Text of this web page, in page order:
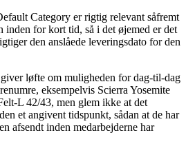
Category er rigtig relevant såfremt
inden for kort tid, så i det øjemed er det
den anslåede leveringsdato for den
løfte om muligheden for dag-til-dag
eksempelvis Scierra Yosemite
L 42/43, men glem ikke at det
et angivent tidspunkt, sådan at de har
afsendt inden medarbejderne har